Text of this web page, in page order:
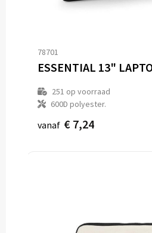
78701
ESSENTIAL 13"
251 op voorraad
600D polyester.
vanaf € 7,24